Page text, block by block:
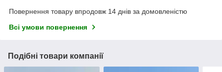
Повернення товару впродовж 14 днів за домовленістю
Всі умови повернення
Подібні товари компанії